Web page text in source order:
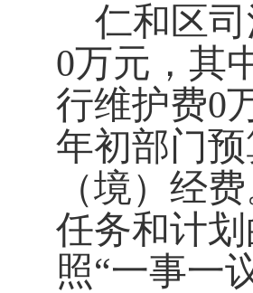
仁和区
0万元，其
行维护费0
年初部门
（境）经
任务和计
照“一事一